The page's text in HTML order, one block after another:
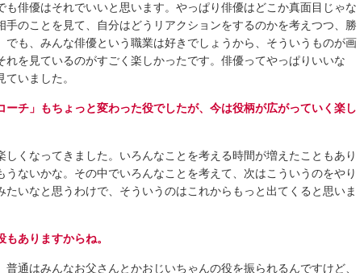
も俳優はそれでいいと思います。やっぱり俳優はどこか真面目じゃな
手のことを見て、自分はどうリアクションをするのかを考えつつ、勝
でも、みんな俳優という職業は好きでしょうから、そういうものが画
れを見ているのがすごく楽しかったです。俳優ってやっぱりいいな
いました。
ーチ」もちょっと変わった役でしたが、今は役柄が広がっていく楽し
くなってきました。いろんなことを考える時間が増えたこともあり
うないかな。その中でいろんなことを考えて、次はこういうのをやり
たいなと思うわけで、そういうのはこれからもっと出てくると思いま
ありますからね。
通はみんなお父さんとかおじいちゃんの役を振られるんですけど、